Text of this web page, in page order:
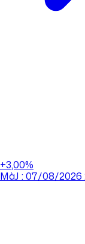
+3,00%
MàJ : 07/08/2026